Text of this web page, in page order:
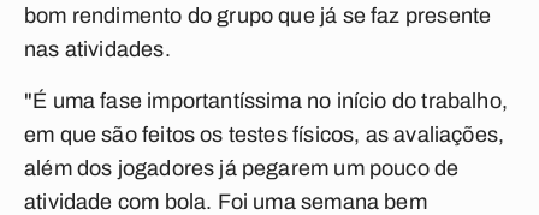
bom rendimento do grupo que já se faz presente
nas atividades.
"É uma fase importantíssima no início do trabalho,
em que são feitos os testes físicos, as avaliações,
além dos jogadores já pegarem um pouco de
atividade com bola. Foi uma semana bem